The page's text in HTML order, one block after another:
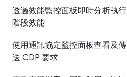
透過效能監控面板即時分析執行
階段效能
使用通訊協定監控面板查看及傳
送 CDP 要求